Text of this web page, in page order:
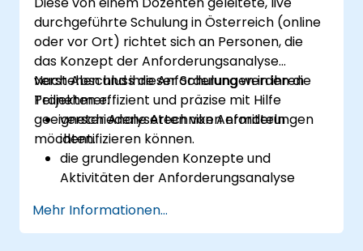
durchgeführte Schulung in Österreich (online
oder vor Ort) richtet sich an Personen, die
das Konzept der Anforderungsanalyse
verstehen und ihre Anforderungen in ihren
Projekten effizient und präzise mit Hilfe
geeigneter Analysetechniken ermitteln
möchten.
Nach Abschluss dieser Schulung werden die
Teilnehmer:
verschiedene Arten von Anforderungen
identifizieren können.
die grundlegenden Konzepte und
Aktivitäten der Anforderungsanalyse
mit der Methodik der
Anforderungsanalyse vertraut sein.
Mehr Informationen...